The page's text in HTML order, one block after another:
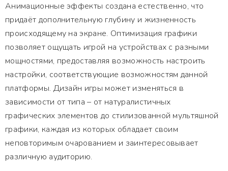
Анимационные эффекты создана естественно, что
придаёт дополнительную глубину и жизненность
происходящему на экране. Оптимизация графики
позволяет ощущать игрой на устройствах с разными
мощностями, предоставляя возможность настроить
настройки, соответствующие возможностям данной
платформы. Дизайн игры может изменяться в
зависимости от типа – от натуралистичных
графических элементов до стилизованной мультяшной
графики, каждая из которых обладает своим
неповторимым очарованием и заинтересовывает
различную аудиторию.